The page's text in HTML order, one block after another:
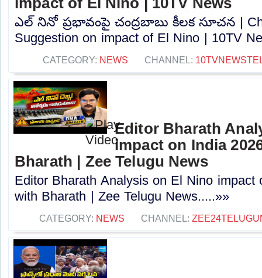
ఎల్ నినో ప్రభావంపై చంద్రబాబు కీలక సూచన |
Suggestion on impact of El Nino | 10TV
CATEGORY: NEWS CHANNEL:
Editor Bharath
impact on India
Bharath | Zee Telugu News
Editor Bharath Analysis on El Nino impact
with Bharath | Zee Telugu News.....»»
CATEGORY: NEWS CHANNEL: